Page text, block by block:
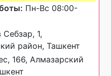
Пн-Вс 08:00-
1,
район, Ташкент
166, Алмазарский